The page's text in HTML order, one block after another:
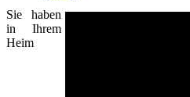
Sie haben
in Ihrem
Heim